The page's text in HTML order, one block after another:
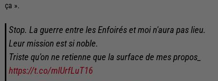
ça ».
Stop. La guerre entre les Enfoirés et moi n'aura pas lieu.
Leur mission est si noble.
Triste qu'on ne retienne que la surface de mes propos_
https://t.co/mlUrfLuT16